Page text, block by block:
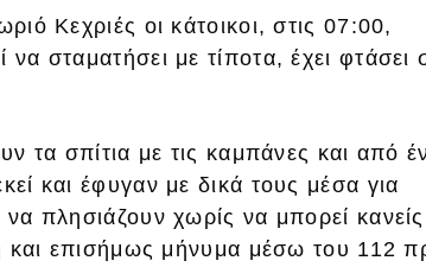
Κεχριές οι κάτοικοι, στις 07:00,
σταματήσει με τίποτα, έχει φτάσει
τα σπίτια με τις καμπάνες και από
και έφυγαν με δικά τους μέσα για
πλησιάζουν χωρίς να μπορεί
και επισήμως μήνυμα μέσω του 112